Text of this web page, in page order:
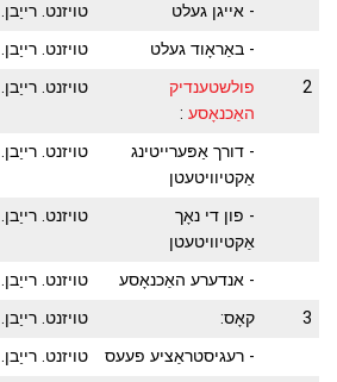
- אייגן געלט
טויזנט. רייַבן.
- באַראָוד געלט
טויזנט. רייַבן.
2
פולשטענדיק
האַכנאָסע :
טויזנט. רייַבן.
- דורך אַפּערייטינג
אַקטיוויטעטן
טויזנט. רייַבן.
- פון די נאָך
אַקטיוויטעטן
טויזנט. רייַבן.
- אנדערע האַכנאָסע
טויזנט. רייַבן.
3
קאָס:
טויזנט. רייַבן.
- רעגיסטראַציע פעעס
טויזנט. רייַבן.